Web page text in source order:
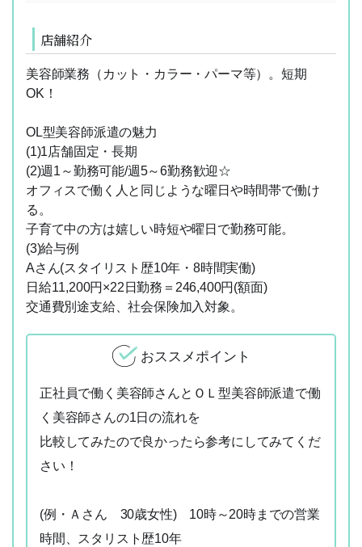
店舗紹介
美容師業務（カット・カラー・パーマ等）。短期
OK！
OL型美容師派遣の魅力
(1)1店舗固定・長期
(2)週1～勤務可能/週5～6勤務歓迎☆
オフィスで働く人と同じような曜日や時間帯で働け
る。
子育て中の方は嬉しい時短や曜日で勤務可能。
(3)給与例
Aさん(スタイリスト歴10年・8時間実働)
日給11,200円×22日勤務＝246,400円(額面)
交通費別途支給、社会保険加入対象。
おススメポイント
正社員で働く美容師さんとＯＬ型美容師派遣で働
く美容師さんの1日の流れを
比較してみたので良かったら参考にしてみてくだ
さい！
(例・Ａさん 30歳女性) 10時～20時までの営業
時間、スタリスト歴10年